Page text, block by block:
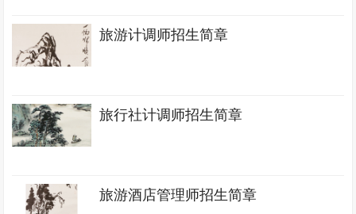
旅游计调师招生简章
旅行社计调师招生简章
旅游酒店管理师招生简章